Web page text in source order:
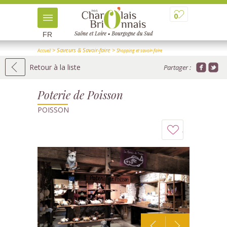
0
FR
Accueil> Saveurs & Savoir-faire > Shopping et savoir-faire
Retour à la liste Partager :
Poterie de Poisson
POISSON
à
carnet